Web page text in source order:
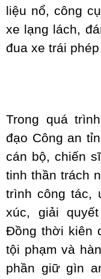
liệu nổ, công
xe lạng lách,
đua xe trái
Trong quá
đạo Công an
cán bộ, chiến
tinh thần trách
trình công tác,
xúc, giải
Đồng thời kiên
tội phạm và
phần giữ gìn